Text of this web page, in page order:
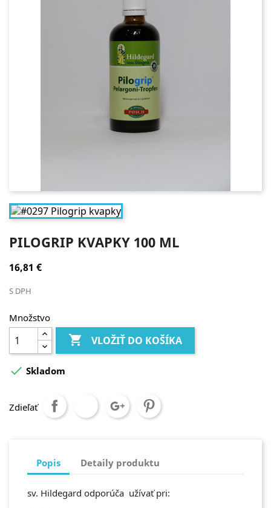
PILOGRIP KVAPKY 100 ML
16,81 €
S DPH
Množstvo
 VLOŽIŤ DO KOŠÍKA
 Skladom
Zdieľať
Popis Detaily produktu
sv. Hildegard odporúča užívať pri: